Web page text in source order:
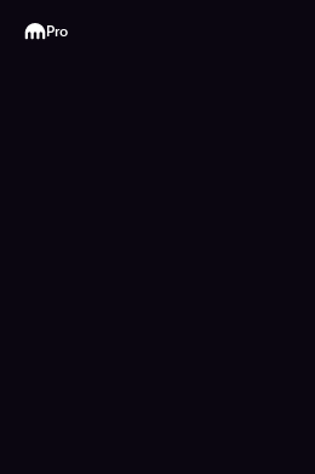
Kraken
Pro